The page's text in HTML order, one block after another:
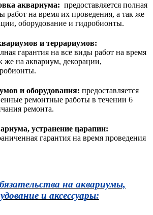
аквариума: предоставляется полная
работ на время их проведения, а так же
оборудование и гидробионты.
и террариумов:
гарантия на все виды работ на время
же на аквариум, декорации,
и оборудования: предоставляется
ремонтные работы в течении 6
ремонта.
устранение царапин:
гарантия на время проведения
на аквариумы,
и аксессуары: